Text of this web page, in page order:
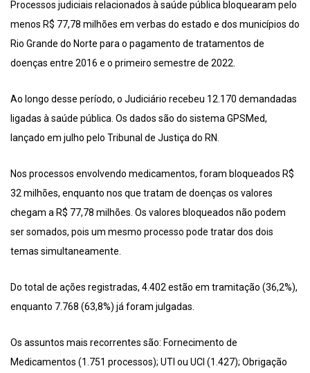
Processos judiciais relacionados à saúde pública bloquearam pelo
menos R$ 77,78 milhões em verbas do estado e dos municípios do
Rio Grande do Norte para o pagamento de tratamentos de
doenças entre 2016 e o primeiro semestre de 2022.
Ao longo desse período, o Judiciário recebeu 12.170 demandadas
ligadas à saúde pública. Os dados são do sistema GPSMed,
lançado em julho pelo Tribunal de Justiça do RN.
Nos processos envolvendo medicamentos, foram bloqueados R$
32 milhões, enquanto nos que tratam de doenças os valores
chegam a R$ 77,78 milhões. Os valores bloqueados não podem
ser somados, pois um mesmo processo pode tratar dos dois
temas simultaneamente.
Do total de ações registradas, 4.402 estão em tramitação (36,2%),
enquanto 7.768 (63,8%) já foram julgadas.
Os assuntos mais recorrentes são: Fornecimento de
Medicamentos (1.751 processos); UTI ou UCI (1.427); Obrigação